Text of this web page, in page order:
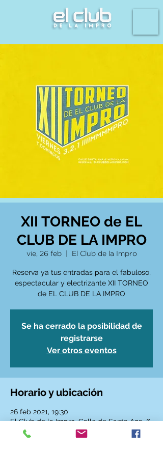
XII TORNEO de EL
CLUB DE LA IMPRO
vie, 26 feb
  |
El Club de la Impro
Reserva ya tus entradas para el fabuloso,
espectacular y electrizante XII TORNEO
de EL CLUB DE LA IMPRO
Se ha cerrado la posibilidad de
registrarse
Ver otros eventos
Horario y ubicación
26 feb 2021, 19:30
El Club de la Impro, Calle de Santa Ana, 6,
28005 Madrid, España